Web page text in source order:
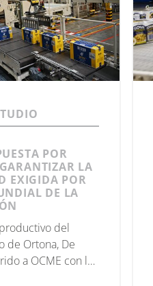
POR
LA
EXIGIDA POR
DE LA
del
de Ortona, De
a OCME con la